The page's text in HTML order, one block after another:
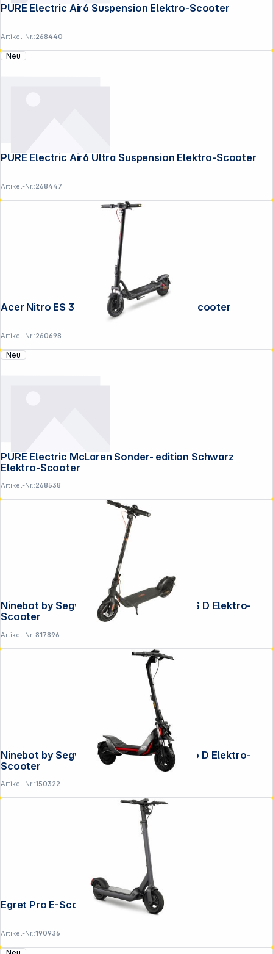
PURE Electric Air6 Suspension Elektro-Scooter
Artikel-Nr.:268440
Neu
PURE Electric Air6 Ultra Suspension Elektro-Scooter
Artikel-Nr.:268447
Acer Nitro ES 3 Select NES033 Elektro-Scooter
Artikel-Nr.:260698
Neu
PURE Electric McLaren Sonder- edition Schwarz
Elektro-Scooter
Artikel-Nr.:268538
Ninebot by Segway KickScooter F2 PLUS D Elektro-
Scooter
Artikel-Nr.:817896
Ninebot by Segway KickScooter ZT3 Pro D Elektro-
Scooter
Artikel-Nr.:150322
Egret Pro E-Scooter
Artikel-Nr.:190936
Service
Folgen Sie uns auf